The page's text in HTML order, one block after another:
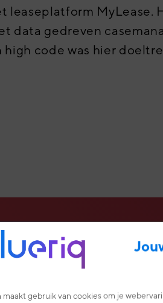
leaseplatform MyLease.
data gedreven
high code was hier
maakt gebruik van cookies om je